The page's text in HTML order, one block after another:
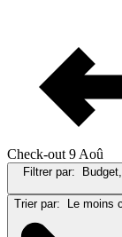
Check-out 9 Aoû
Filtrer par:
Trier par:
Le moins